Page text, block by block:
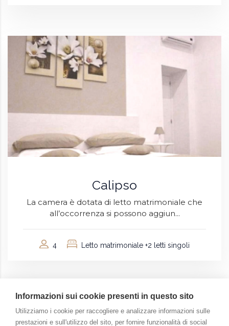
Calipso
La camera è dotata di letto matrimoniale che
all’occorrenza si possono aggiun...
4 Letto matrimoniale +2 letti singoli
Informazioni sui cookie presenti in questo sito
Utilizziamo i cookie per raccogliere e analizzare informazioni sulle
prestazioni e sull'utilizzo del sito, per fornire funzionalità di social